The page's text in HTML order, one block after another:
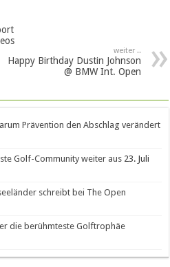
weiter ..
Happy Birthday Dustin Johnson
@ BMW Int. Open
Prävention den Abschlag verändert
Golf-Community weiter aus 23. Juli
schreibt bei The Open
die berühmteste Golftrophäe